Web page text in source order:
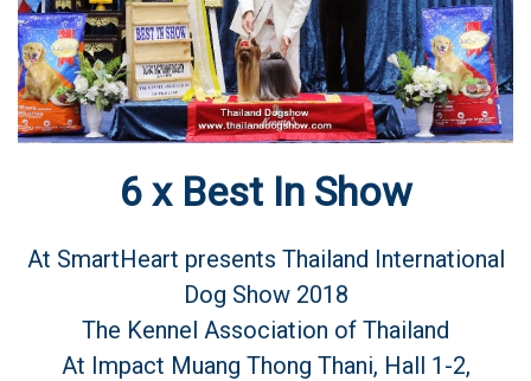
6 x Best In Show
At SmartHeart presents Thailand International
Dog Show 2018
The Kennel Association of Thailand
At Impact Muang Thong Thani, Hall 1-2,